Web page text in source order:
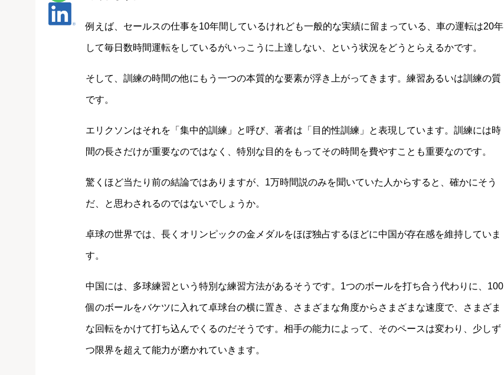
例えば、セールスの仕事を10年間しているけれども一般的な実績に留まっている、車の運転は20年
して毎日数時間運転をしているがいっこうに上達しない、という状況をどうとらえるかです。
そして、訓練の時間の他にもう一つの本質的な要素が浮き上がってきます。練習あるいは訓練の質
です。
エリクソンはそれを「集中的訓練」と呼び、著者は「目的性訓練」と表現しています。訓練には時
間の長さだけが重要なのではなく、特別な目的をもってその時間を費やすことも重要なのです。
驚くほど当たり前の結論ではありますが、1万時間説のみを聞いていた人からすると、確かにそう
だ、と思わされるのではないでしょうか。
卓球の世界では、長くオリンピックの金メダルをほぼ独占するほどに中国が存在感を維持していま
す。
中国には、多球練習という特別な練習方法があるそうです。1つのボールを打ち合う代わりに、100
個のボールをバケツに入れて卓球台の横に置き、さまざまな角度からさまざまな速度で、さまざま
な回転をかけて打ち込んでくるのだそうです。相手の能力によって、そのペースは変わり、少しず
つ限界を超えて能力が磨かれていきます。